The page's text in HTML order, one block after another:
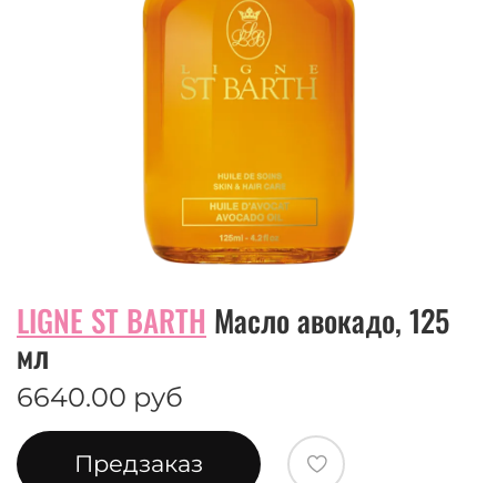
LIGNE ST BARTH Масло авокадо, 125
мл
6640.00 руб
Предзаказ